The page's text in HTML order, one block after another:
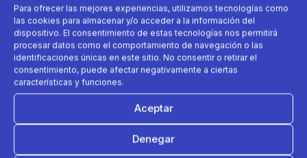
Para ofrecer las mejores experiencias, utilizamos tecnologías como
las cookies para almacenar y/o acceder a la información del
dispositivo. El consentimiento de estas tecnologías nos permitirá
procesar datos como el comportamiento de navegación o las
identificaciones únicas en este sitio. No consentir o retirar el
consentimiento, puede afectar negativamente a ciertas
características y funciones.
Aceptar
Denegar